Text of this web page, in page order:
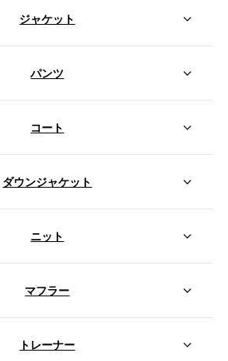
ジャケット
パンツ
コート
ダウンジャケット
ニット
マフラー
トレーナー